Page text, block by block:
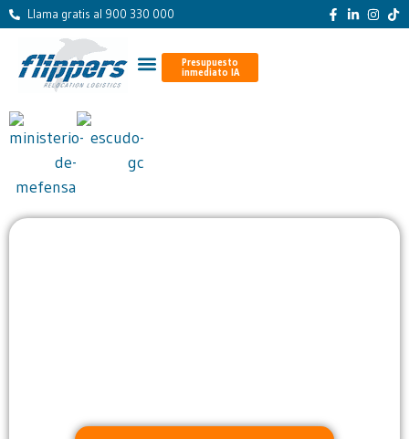
Llama gratis al 900 330 000
Presupuesto
inmediato IA